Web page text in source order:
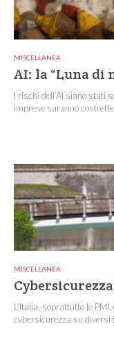
MISCELLANEA
AI: la “Luna di
I rischi dell’AI siano stati
imprese saranno costrette
MISCELLANEA
L’Italia, soprattutto le
cybersicurezza su diversi